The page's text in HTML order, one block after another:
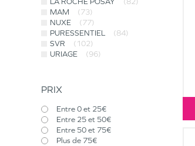
MAM
(73)
NUXE
(77)
PURESSENTIEL
(84)
SVR
(102)
URIAGE
(96)
PRIX
Entre 0 et 25€
Entre 25 et 50€
Entre 50 et 75€
Plus de 75€